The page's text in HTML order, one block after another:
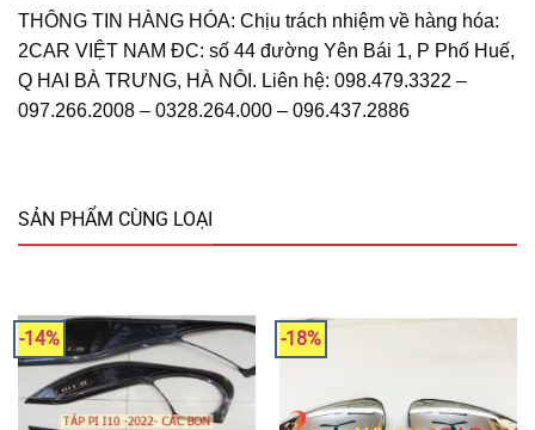
THÔNG TIN HÀNG HÓA: Chịu trách nhiệm về hàng hóa:
2CAR VIỆT NAM ĐC: số 44 đường Yên Bái 1, P Phố Huế,
Q HAI BÀ TRƯNG, HÀ NÔI. Liên hệ: 098.479.3322 –
097.266.2008 – 0328.264.000 – 096.437.2886
SẢN PHẨM CÙNG LOẠI
-14% -18%